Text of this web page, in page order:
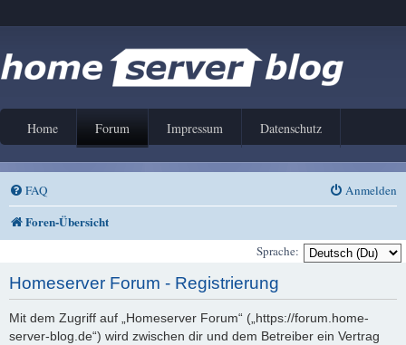
Home Forum Impressum Datenschutz
FAQ Anmelden
Foren-Übersicht
Sprache:
Homeserver Forum - Registrierung
Mit dem Zugriff auf „Homeserver Forum“ („https://forum.home-
server-blog.de“) wird zwischen dir und dem Betreiber ein Vertrag